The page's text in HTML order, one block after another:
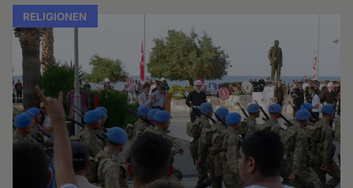
RELIGIONEN